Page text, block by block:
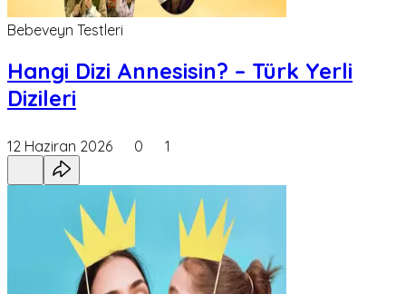
Bebeveyn Testleri
Hangi Dizi Annesisin? – Türk Yerli
Dizileri
12 Haziran 2026 0 1